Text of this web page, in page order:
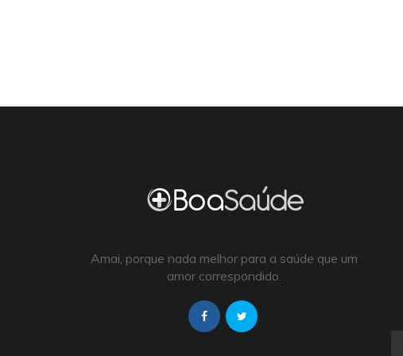
Amai, porque nada melhor para a saúde que um
amor correspondido.